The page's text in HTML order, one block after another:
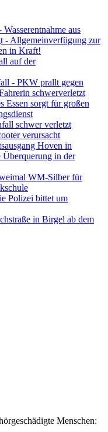
aus
- Allgemeinverfügung zur
in Kraft!
auf der
- PKW prallt gegen
schwerverletzt
Essen sorgt für großen
schwer verletzt
verursacht
Hoven in
Überquerung in der
WM-Silber für
Polizei bittet um
in Birgel ab dem
Menschen: